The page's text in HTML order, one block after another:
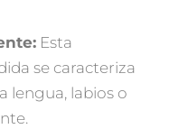
Esta
se caracteriza
lengua, labios o